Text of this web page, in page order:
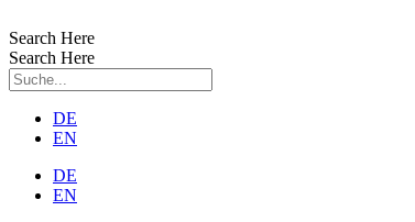
Inhalt
wechseln
Search Here
Search Here
DE
EN
DE
EN